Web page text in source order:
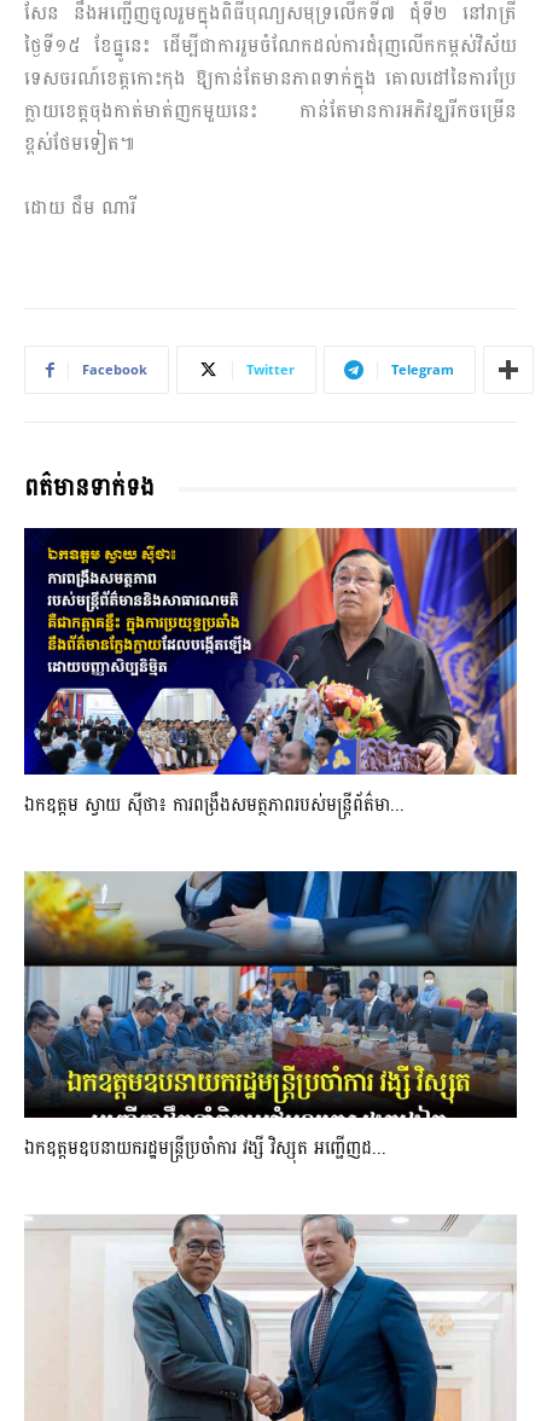
សែន នឹង​អញ្ជើ​ញ​ចូលរួមក្នុងពិធីបុណ្យសមុទ្រលើកទី៧ ជុំទី២ នៅរាត្រី
ថ្ងៃទី១៥ ខែធ្នូនេះ ដើម្បីជាការរួម​ចំណែក​ដល់​ការជំរុញលើកកម្ពស់វិស័យ
ទេសចរណ៍​ខេត្តកោះកុង ឱ្យកាន់តែមានភាពទាក់ក្នុង គោល​ដៅ​នៃការប្រែ
ក្លាយខេត្តចុងកាត់មាត់ញកមួយនេះ កាន់​តែមានការអភិវឌ្ឃរីកចម្រើន
ខ្ពស់ថែម​ទៀ​​ត៕
ដោយ ជឹម ណារី
Facebook Twitter Telegram
ពត៌មានទាក់ទង
ឯកឧត្តម ស្វាយ ស៊ីថា៖ ការពង្រឹងសមត្ថភាពរបស់មន្ត្រីព័ត៌មា...
ឯកឧត្តមឧបនាយករដ្ឋមន្រ្តីប្រចាំការ វង្សី វិស្សុត អញ្ជើញដ...